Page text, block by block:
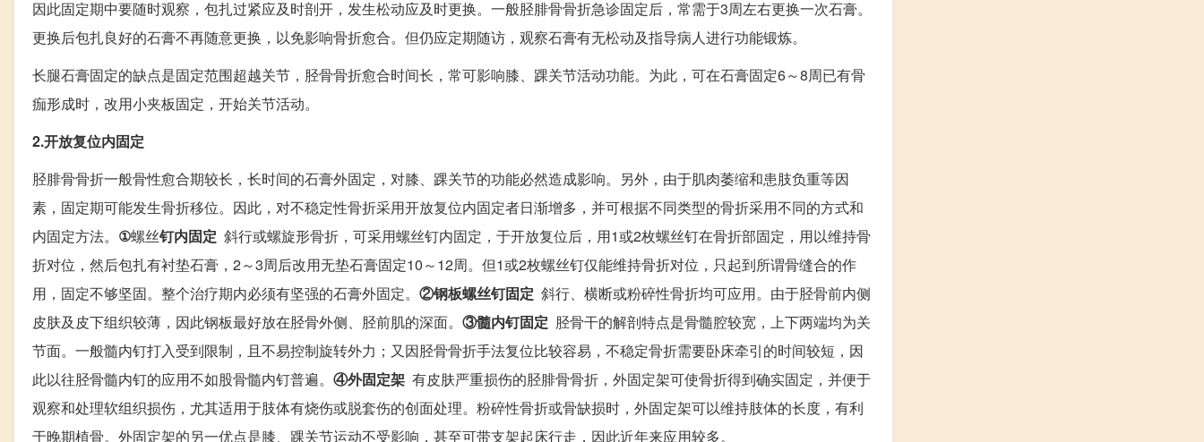
因此固定期中要随时观察，包扎过紧应及时剖开，发生松动应及时更换。一般胫腓骨骨折急诊固定后，常需于3周左右更换一次石膏。
更换后包扎良好的石膏不再随意更换，以免影响骨折愈合。但仍应定期随访，观察石膏有无松动及指导病人进行功能锻炼。
长腿石膏固定的缺点是固定范围超越关节，胫骨骨折愈合时间长，常可影响膝、踝关节活动功能。为此，可在石膏固定6～8周已有骨
痂形成时，改用小夹板固定，开始关节活动。
2.开放复位内固定
胫腓骨骨折一般骨性愈合期较长，长时间的石膏外固定，对膝、踝关节的功能必然造成影响。另外，由于肌肉萎缩和患肢负重等因
素，固定期可能发生骨折移位。因此，对不稳定性骨折采用开放复位内固定者日渐增多，并可根据不同类型的骨折采用不同的方式和
内固定方法。 ①螺丝钉内固定 斜行或螺旋形骨折，可采用螺丝钉内固定，于开放复位后，用1或2枚螺丝钉在骨折部固定，用以维持骨
折对位，然后包扎有衬垫石膏，2～3周后改用无垫石膏固定10～12周。但1或2枚螺丝钉仅能维持骨折对位，只起到所谓骨缝合的作
用，固定不够坚固。整个治疗期内必须有坚强的石膏外固定。 ②钢板螺丝钉固定 斜行、横断或粉碎性骨折均可应用。由于胫骨前内侧
皮肤及皮下组织较薄，因此钢板最好放在胫骨外侧、胫前肌的深面。 ③髓内钉固定 胫骨干的解剖特点是骨髓腔较宽，上下两端均为关
节面。一般髓内钉打入受到限制，且不易控制旋转外力；又因胫骨骨折手法复位比较容易，不稳定骨折需要卧床牵引的时间较短，因
此以往胫骨髓内钉的应用不如股骨髓内钉普遍。 ④外固定架 有皮肤严重损伤的胫腓骨骨折，外固定架可使骨折得到确实固定，并便于
观察和处理软组织损伤，尤其适用于肢体有烧伤或脱套伤的创面处理。粉碎性骨折或骨缺损时，外固定架可以维持肢体的长度，有利
于晚期植骨。外固定架的另一优点是膝、踝关节运动不受影响，甚至可带支架起床行走，因此近年来应用较多。